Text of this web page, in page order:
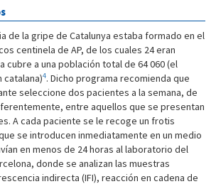
de la gripe de Catalunya estaba formado en el
centinela de AP, de los cuales 24 eran
cubre a una población total de 64 060 (el
catalana)4. Dicho programa recomienda que
seleccione dos pacientes a la semana, de
entre aquellos que se presentan
A cada paciente se le recoge un frotis
se introducen inmediatamente en un medio
en menos de 24 horas al laboratorio del
donde se analizan las muestras
indirecta (IFI), reacción en cadena de